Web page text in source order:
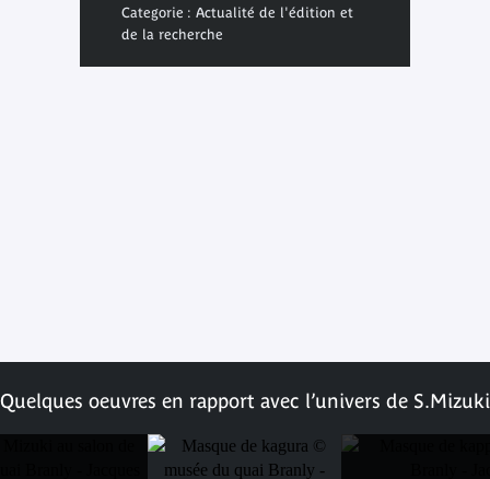
Categorie : Actualité de l'édition et
de la recherche
Quelques oeuvres en rapport avec l’univers de S.Mizuki